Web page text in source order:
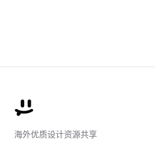
海外优质设计资源共享